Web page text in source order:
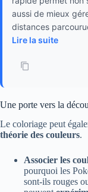
aussi de mieux
distances
Lire la suite
Une porte vers la
Le coloriage peut
théorie des couleurs.
Associer les
pourquoi les
sont-ils rouges